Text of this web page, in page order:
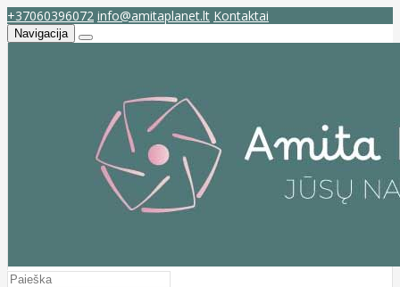
+37060396072 info@amitaplanet.lt Kontaktai
Navigacija